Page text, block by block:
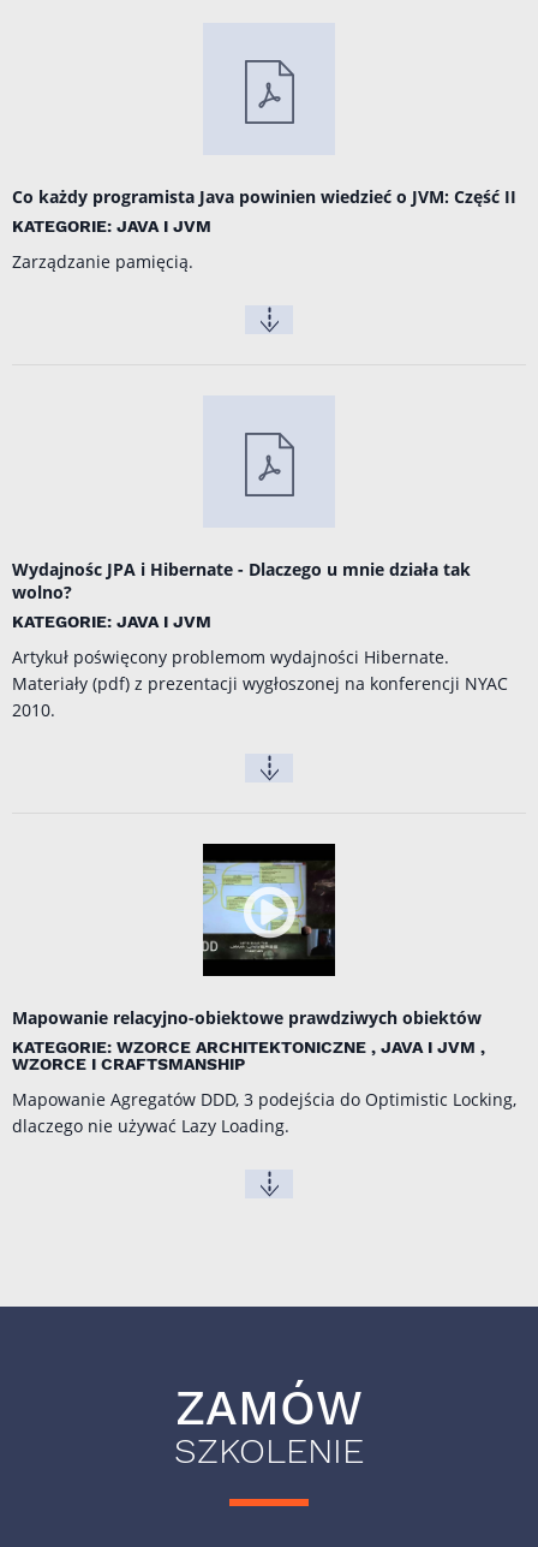
Co każdy programista Java powinien wiedzieć o JVM: Część II
KATEGORIE: JAVA I JVM
Zarządzanie pamięcią.
Wydajnośc JPA i Hibernate - Dlaczego u mnie działa tak
wolno?
KATEGORIE: JAVA I JVM
Artykuł poświęcony problemom wydajności Hibernate.
Materiały (pdf) z prezentacji wygłoszonej na konferencji NYAC
2010.
Mapowanie relacyjno-obiektowe prawdziwych obiektów
KATEGORIE: WZORCE ARCHITEKTONICZNE , JAVA I JVM ,
WZORCE I CRAFTSMANSHIP
Mapowanie Agregatów DDD, 3 podejścia do Optimistic Locking,
dlaczego nie używać Lazy Loading.
ZAMÓW
SZKOLENIE